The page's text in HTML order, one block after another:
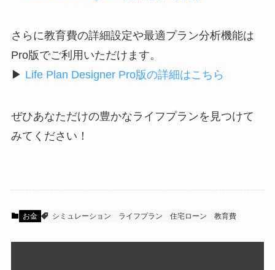
さらに教育費の詳細設定や最適プラン分析機能は
Pro版でご利用いただけます。
▶ Life Plan Designer Pro版の詳細はこちら
ぜひあなただけの豊かなライフプランを見つけて
みてください！
お金 シミュレーション ライフプラン 住宅ローン 教育費